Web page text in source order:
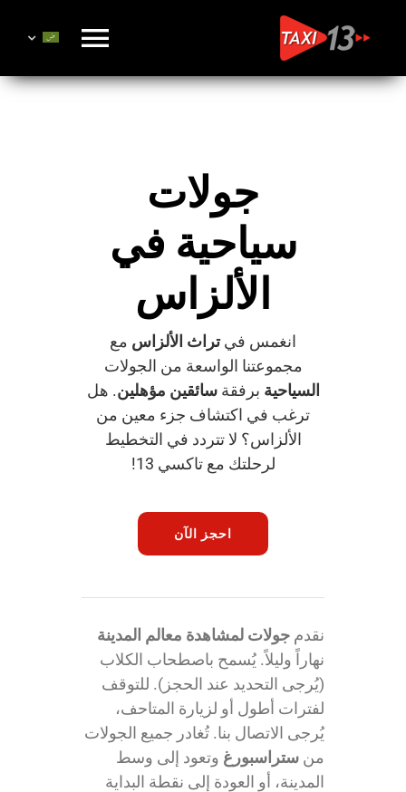
Qui sommes-nous ?
Marque Alsace
Appeler avec Whatsapp
+33 3 88 36 13 13
جولات
سياحية في
الألزاس
انغمس فيتراث الألزاس مع
مجموعتنا الواسعة من الجولات
السياحية برفقةسائقين مؤهلين. هل
ترغب في اكتشاف جزء معين من
الألزاس؟ لا تتردد في التخطيط
لرحلتك مع تاكسي 13!
احجز الآن
نقدم جولات لمشاهدة معالم المدينة
نهاراً وليلاً. يُسمح باصطحاب الكلاب
(يُرجى التحديد عند الحجز). للتوقف
لفترات أطول أو لزيارة المتاحف،
يُرجى الاتصال بنا. تُغادر جميع الجولات
من ستراسبورغ وتعود إلى وسط
المدينة، أو العودة إلى نقطة البداية